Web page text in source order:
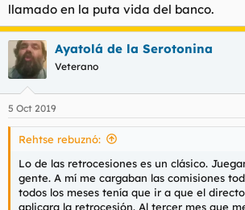
llamado en la puta vida del banco.
Ayatolá de la Serotonina
Veterano
5 Oct 2019
Rehtse rebuznó:
Lo de las retrocesiones es un clásico.
gente. A mí me cargaban las comisiones
todos los meses tenía que ir a que el
aplicara la retrocesión. Al tercer mes que